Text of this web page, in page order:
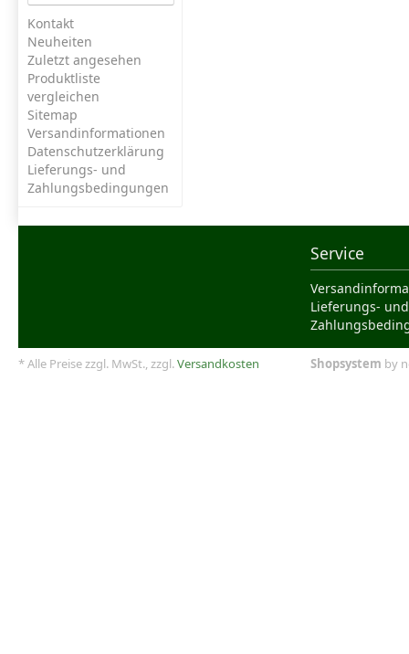
Kontakt
Neuheiten
Zuletzt angesehen
Produktliste
vergleichen
Sitemap
Versandinformationen
Datenschutzerklärung
Lieferungs- und
Zahlungsbedingungen
Service
Lieferungs- und
* Alle Preise zzgl. MwSt., zzgl.Versandkosten Shopsystem by